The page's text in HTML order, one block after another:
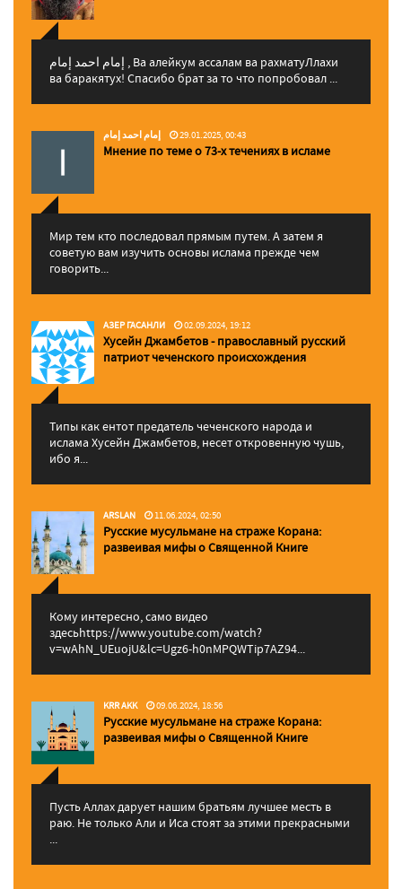
إمام احمد إمام , Ва алейкум ассалам ва рахматуЛлахи
ва баракятух! Спасибо брат за то что попробовал ...
إمام احمد إمام 29.01.2025, 00:43
Мнение по теме о 73-х течениях в исламе
Мир тем кто последовал прямым путем. А затем я
советую вам изучить основы ислама прежде чем
говорить...
АЗЕР ГАСАНЛИ 02.09.2024, 19:12
Хусейн Джамбетов - православный русский
патриот чеченского происхождения
Типы как ентот предатель чеченского народа и
ислама Хусейн Джамбетов, несет откровенную чушь,
ибо я...
ARSLAN 11.06.2024, 02:50
Русские мусульмане на страже Корана:
pазвеивая мифы о Священной Книге
Кому интересно, само видео
здесьhttps://www.youtube.com/watch?
v=wAhN_UEuojU&lc=Ugz6-h0nMPQWTip7AZ94...
KRR AKK 09.06.2024, 18:56
Русские мусульмане на страже Корана:
pазвеивая мифы о Священной Книге
Пусть Аллах дарует нашим братьям лучшее месть в
раю. Не только Али и Иса стоят за этими прекрасными
...